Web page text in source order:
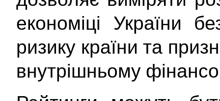
економіці України
ризику країни та
внутрішньому